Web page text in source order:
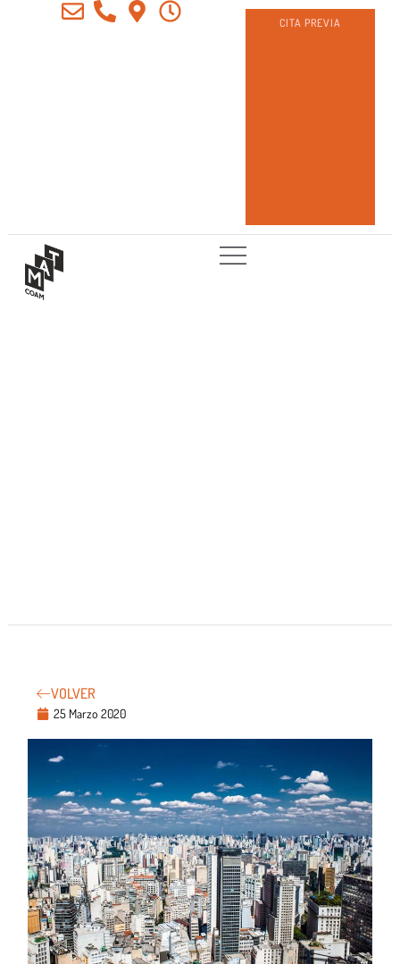
CITA PREVIA
VOLVER
25 Marzo 2020